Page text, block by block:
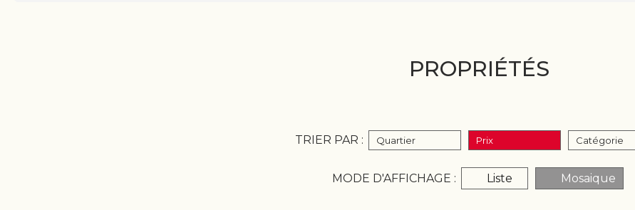
PROPRIÉTÉS
TRIER PAR : Quartier Prix Catégorie
MODE D'AFFICHAGE : Liste Mosaique